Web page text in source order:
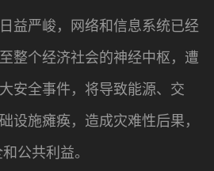
益严峻，网络和信息系统已经
整个经济社会的神经中枢，遭
安全事件，将导致能源、交
设施瘫痪，造成灾难性后果，
公共利益。